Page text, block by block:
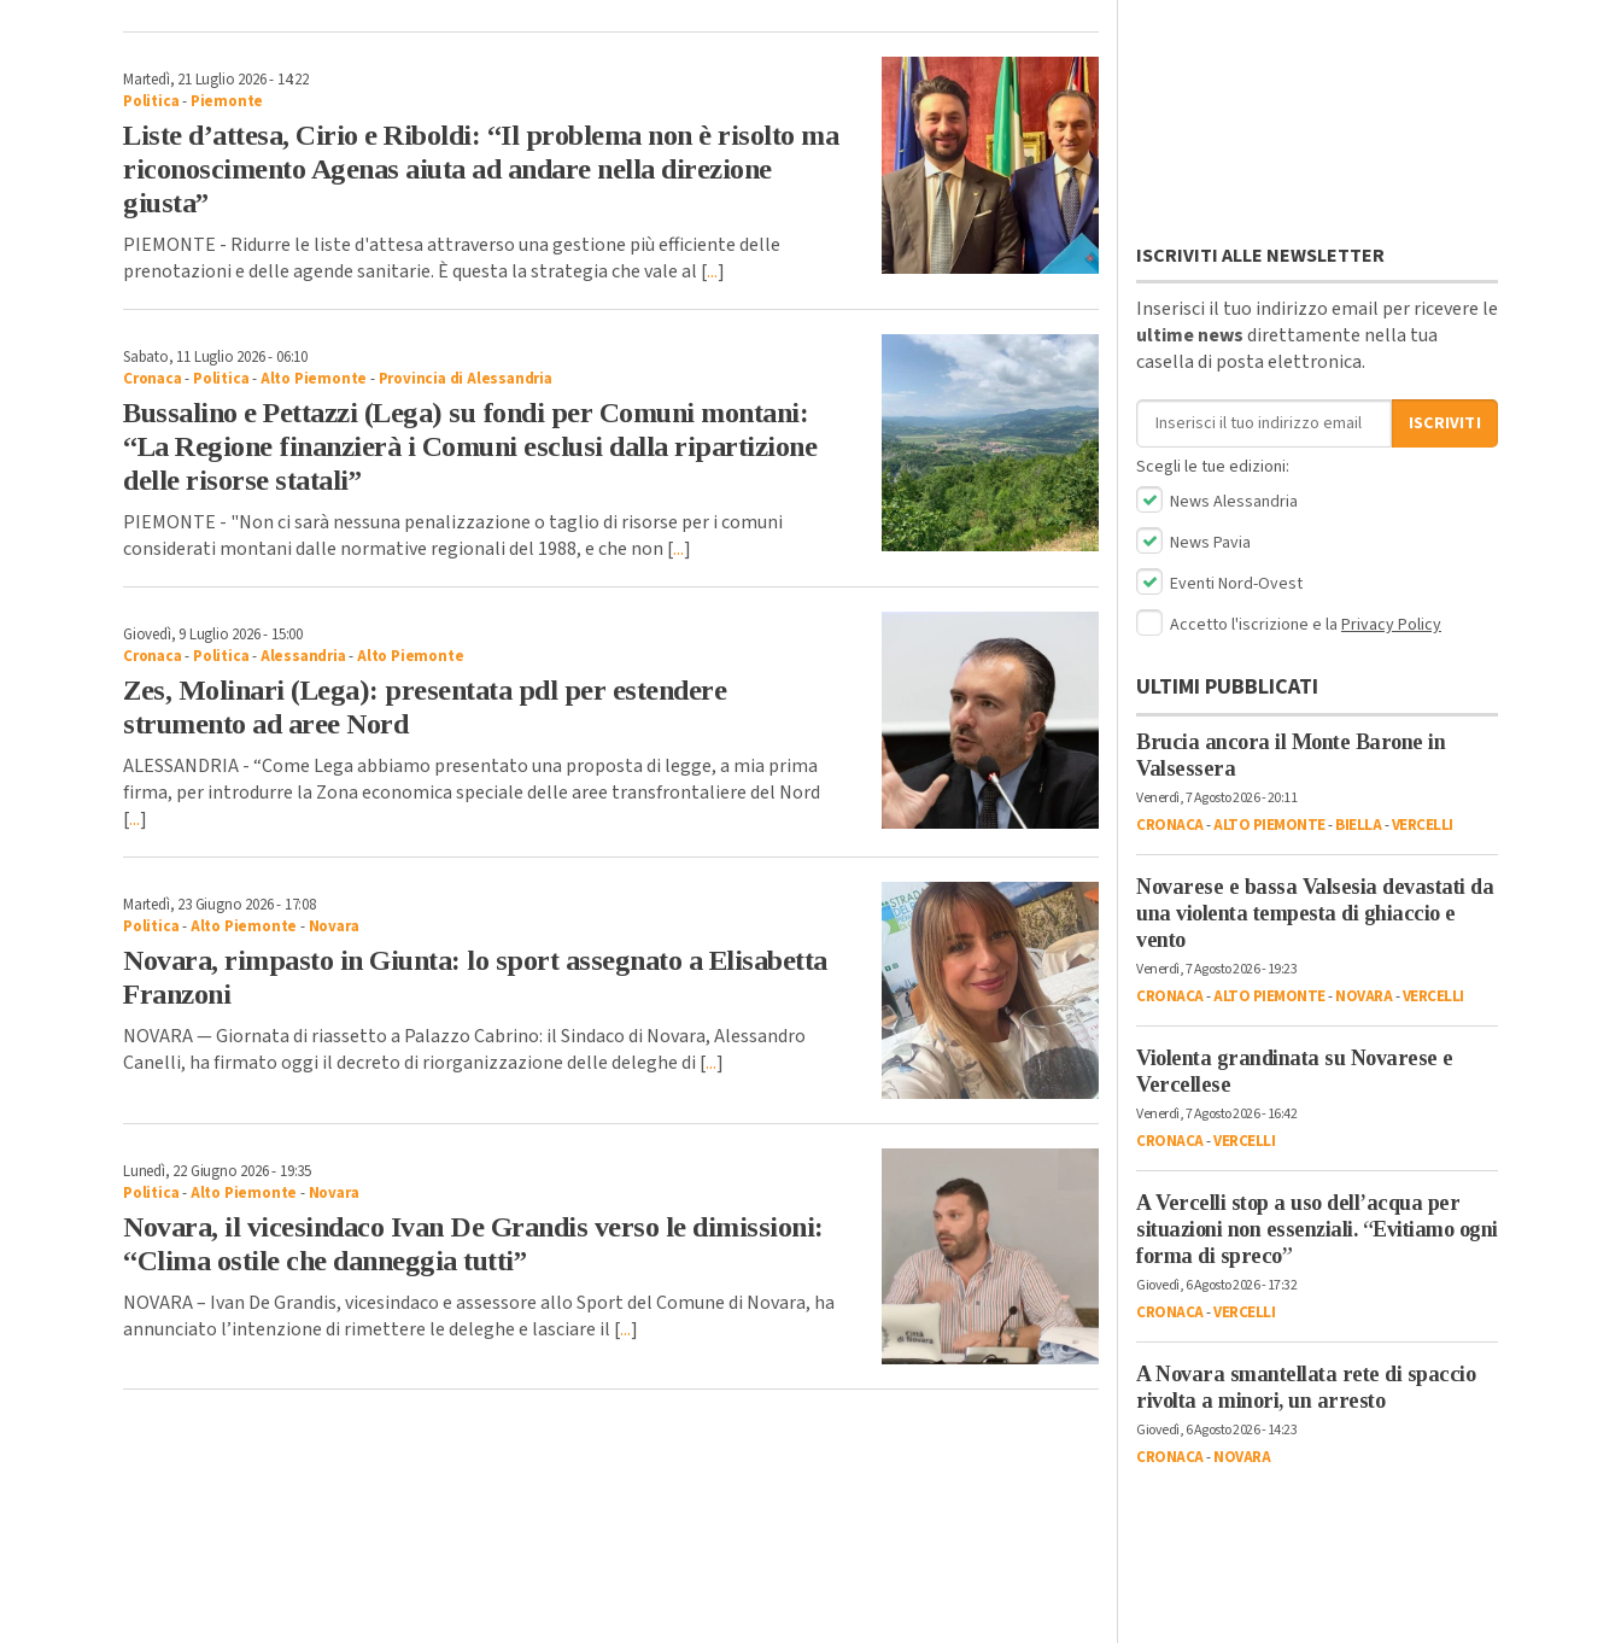
Martedì, 21 Luglio 2026 - 14:22
Politica- Piemonte
Liste d’attesa, Cirio e Riboldi: “Il problema non è risolto ma
riconoscimento Agenas aiuta ad andare nella direzione
giusta”
PIEMONTE - Ridurre le liste d'attesa attraverso una gestione più efficiente delle
prenotazioni e delle agende sanitarie. È questa la strategia che vale al [...]
Sabato, 11 Luglio 2026 - 06:10
Cronaca- Politica-Alto Piemonte - Provincia di Alessandria
Bussalino e Pettazzi (Lega) su fondi per Comuni montani:
“La Regione finanzierà i Comuni esclusi dalla ripartizione
delle risorse statali”
PIEMONTE - "Non ci sarà nessuna penalizzazione o taglio di risorse per i comuni
considerati montani dalle normative regionali del 1988, e che non [...]
Giovedì, 9 Luglio 2026 - 15:00
Cronaca- Politica-Alessandria-Alto Piemonte
Zes, Molinari (Lega): presentata pdl per estendere
strumento ad aree Nord
ALESSANDRIA - “Come Lega abbiamo presentato una proposta di legge, a mia prima
firma, per introdurre la Zona economica speciale delle aree transfrontaliere del Nord
[...]
Martedì, 23 Giugno 2026 - 17:08
Politica-Alto Piemonte - Novara
Novara, rimpasto in Giunta: lo sport assegnato a Elisabetta
Franzoni
NOVARA — Giornata di riassetto a Palazzo Cabrino: il Sindaco di Novara, Alessandro
Canelli, ha firmato oggi il decreto di riorganizzazione delle deleghe di [...]
Lunedì, 22 Giugno 2026 - 19:35
Politica-Alto Piemonte - Novara
Novara, il vicesindaco Ivan De Grandis verso le dimissioni:
“Clima ostile che danneggia tutti”
NOVARA – Ivan De Grandis, vicesindaco e assessore allo Sport del Comune di Novara, ha
annunciato l’intenzione di rimettere le deleghe e lasciare il [...]
ISCRIVITI ALLE NEWSLETTER
Inserisci il tuo indirizzo email per ricevere le
ultime newsdirettamente nella tua
casella di posta elettronica.
Indirizzo email
ISCRIVITI
Scegli le tue edizioni:
News Alessandria
News Pavia
Eventi Nord-Ovest
Accetto l'iscrizione e la Privacy Policy
ULTIMI PUBBLICATI
Brucia ancora il Monte Barone in
Valsessera
Venerdì, 7 Agosto 2026 - 20:11
CRONACA-ALTO PIEMONTE-BIELLA-VERCELLI
Novarese e bassa Valsesia devastati da
una violenta tempesta di ghiaccio e
vento
Venerdì, 7 Agosto 2026 - 19:23
CRONACA-ALTO PIEMONTE-NOVARA-VERCELLI
Violenta grandinata su Novarese e
Vercellese
Venerdì, 7 Agosto 2026 - 16:42
CRONACA-VERCELLI
A Vercelli stop a uso dell’acqua per
situazioni non essenziali. “Evitiamo ogni
forma di spreco”
Giovedì, 6 Agosto 2026 - 17:32
CRONACA-VERCELLI
A Novara smantellata rete di spaccio
rivolta a minori, un arresto
Giovedì, 6 Agosto 2026 - 14:23
CRONACA-NOVARA